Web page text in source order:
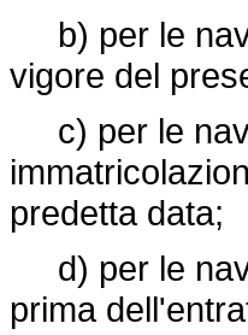
b) per le navi
vigore del
c) per le navi
predetta data;
d) per le navi
prima